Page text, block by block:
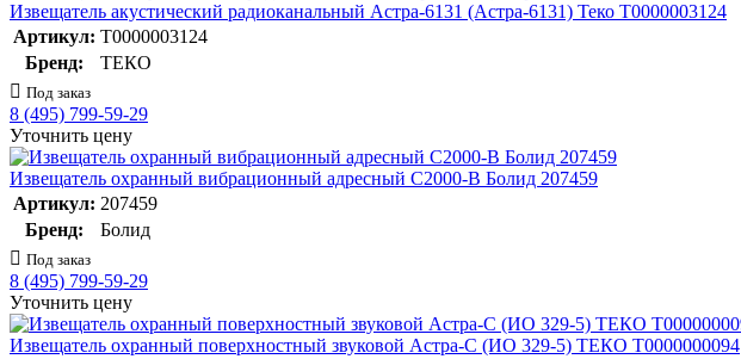
Извещатель акустический радиоканальный Астра-6131 (Астра-6131) Теко Т0000003124
Артикул: Т0000003124
Бренд:
ТЕКО
Под заказ
8 (495) 799-59-29
Уточнить цену
Извещатель охранный вибрационный адресный С2000-В Болид 207459
Артикул: 207459
Бренд:
Болид
Под заказ
8 (495) 799-59-29
Уточнить цену
Извещатель охранный поверхностный звуковой Астра-С (ИО 329-5) ТЕКО Т0000000094